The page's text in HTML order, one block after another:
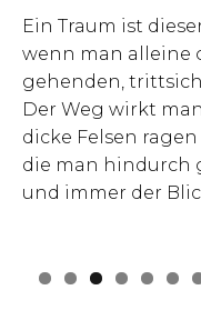
Ein Traum ist
wenn man alleine
gehenden,
Der Weg wirkt
dicke Felsen ragen
die man hindurch
und immer der